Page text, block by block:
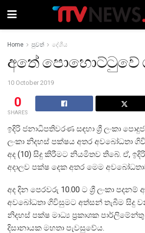
Home පුවත් දේශීය
අතේ පොහොට්ටුවේ
10 October 2019
0
SHARES
ඉදිරි ජනාධිපතිවරණ සඳහා ශ්‍රී ලංකා
ලංකා නිදහස් පක්ෂය අතර අවබෝධතා
අද (10) සිදු කිරීමට නියමිතව තිබේ. ඒ,
අදාලව පක්ෂ දෙක අතර මෙම
අද දින පෙරවරු 10.00 ට ශ්‍රී ලංකා
අවබෝධතා ගිවිසුමට අත්සන් තැබීම සිදු
නිදහස් පක්ෂ මාධ්‍ය ප්‍රකාශක
දිසානායක මහතා පැවසුවේය.